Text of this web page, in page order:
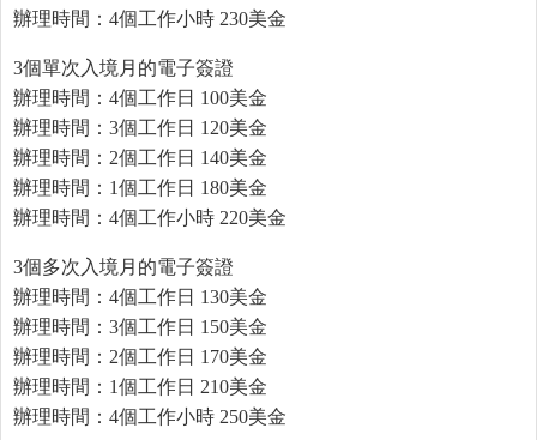
辦理時間：4個工作小時 230美金
3個單次入境月的電子簽證
辦理時間：4個工作日 100美金
辦理時間：3個工作日 120美金
辦理時間：2個工作日 140美金
辦理時間：1個工作日 180美金
辦理時間：4個工作小時 220美金
3個多次入境月的電子簽證
辦理時間：4個工作日 130美金
辦理時間：3個工作日 150美金
辦理時間：2個工作日 170美金
辦理時間：1個工作日 210美金
辦理時間：4個工作小時 250美金